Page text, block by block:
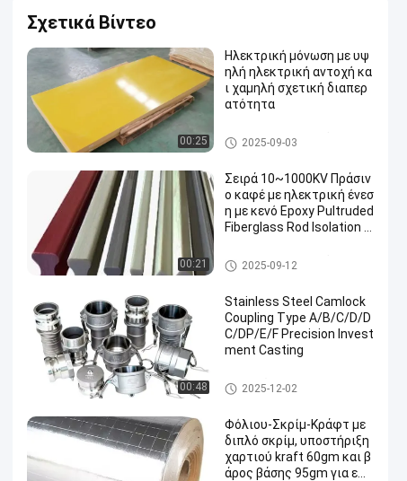
Σχετικά Βίντεο
00:25
Ηλεκτρική μόνωση με υψ
ηλή ηλεκτρική αντοχή κα
ι χαμηλή σχετική διαπερ
ατότητα
Ηλεκτρική πίνακα μόνωσης
2025-09-03
00:21
Σειρά 10~1000KV Πράσιν
ο καφέ με ηλεκτρική ένεσ
η με κενό Epoxy Pultruded
Fiberglass Rod Isolation B
Ηλεκτρική πίνακα μόνωσης
2025-09-12
00:48
Stainless Steel Camlock
Coupling Type A/B/C/D/D
C/DP/E/F Precision Invest
ment Casting
Ρίψη επένδυσης ακρίβειας
2025-12-02
Φόλιου-Σκρίμ-Κράφτ με
διπλό σκρίμ, υποστήριξη
χαρτιού kraft 60gm και β
άρος βάσης 95gm για εφ